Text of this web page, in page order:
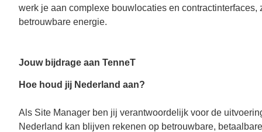
werk je aan complexe bouwlocaties en
betrouwbare energie.
Jouw bijdrage aan TenneT
Hoe houd jij Nederland aan?
Als Site Manager ben jij verantwoordelijk voor de
Nederland kan blijven rekenen op betrouwbare,